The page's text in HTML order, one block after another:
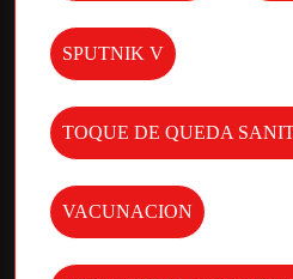
SPUTNIK V
TOQUE DE QUEDA
VACUNACION